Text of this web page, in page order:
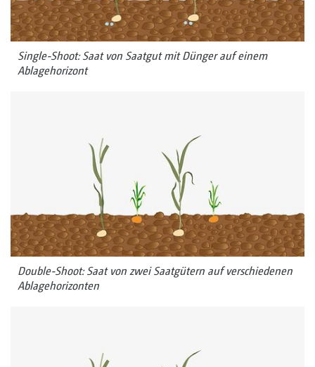
Single-Shoot: Saat von Saatgut mit Dünger auf einem
Ablagehorizont
Double-Shoot: Saat von zwei Saatgütern auf verschiedenen
Ablagehorizonten